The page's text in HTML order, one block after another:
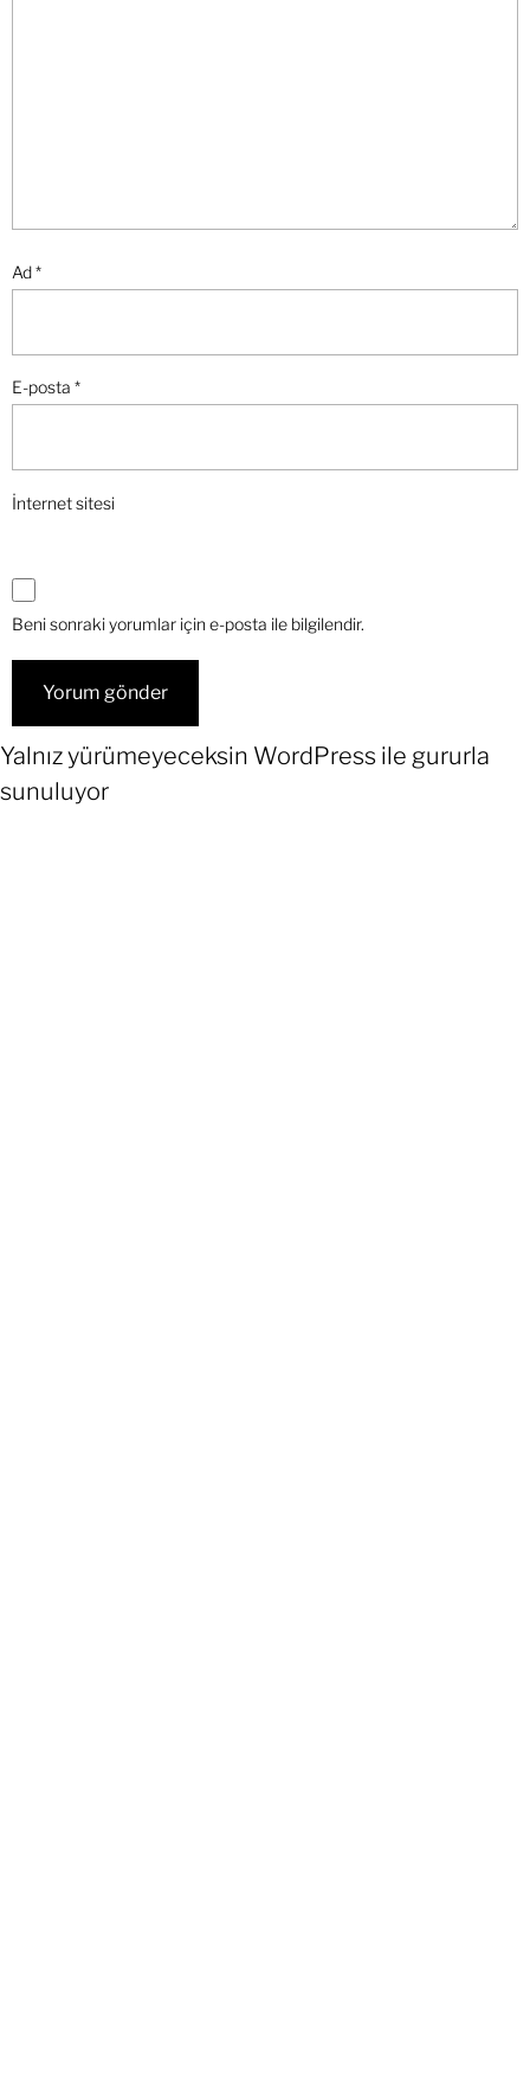
Ad*
E-posta *
İnternet sitesi
Beni sonraki yorumlar için e-posta ile bilgilendir.
Yalnız yürümeyeceksin WordPress ile gururla
sunuluyor